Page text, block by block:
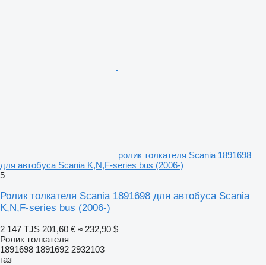
ролик толкателя Scania 1891698
для автобуса Scania K,N,F-series bus (2006-)
5
Ролик толкателя Scania 1891698 для автобуса Scania
K,N,F-series bus (2006-)
2 147 TJS 201,60 € ≈ 232,90 $
Ролик толкателя
1891698 1891692 2932103
газ